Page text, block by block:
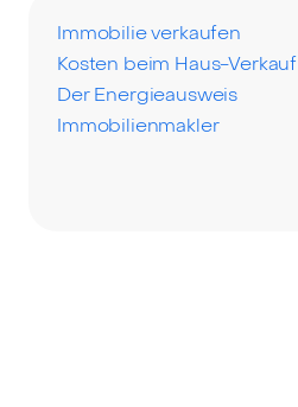
Immobilie verkaufen
Kosten beim Haus-Verkauf
Der Energieausweis
Immobilienmakler